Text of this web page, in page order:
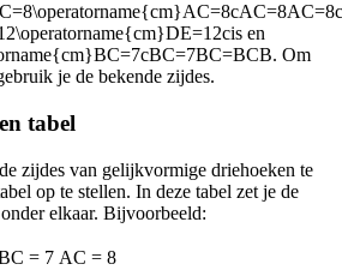
is en
. Om
je de bekende zijdes.
tabel
zijdes van gelijkvormige driehoeken te
op te stellen. In deze tabel zet je de
elkaar. Bijvoorbeeld:
= 7 AC = 8